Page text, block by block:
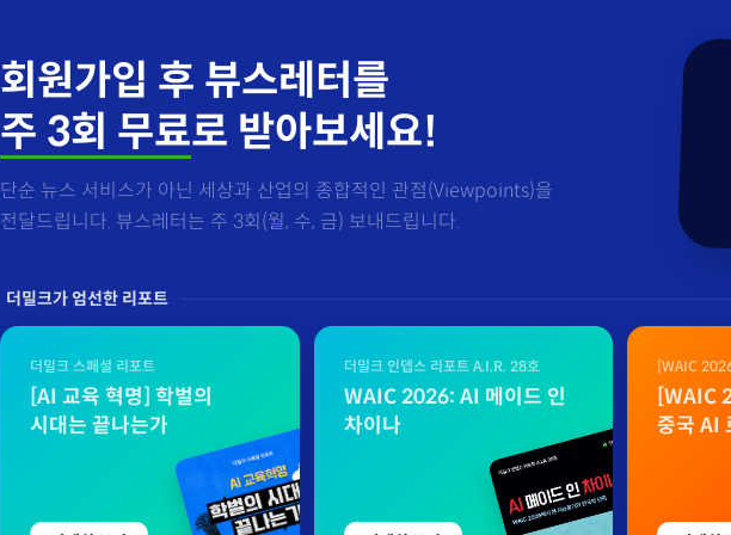
회원가입 후 뷰스레터를
주 3회 무료로 받아보세요!
단순 뉴스 서비스가 아닌 세상과 산업의 종합적인 관점(Viewpoints)을
전달드립니다. 뷰스레터는 주 3회(월, 수, 금) 보내드립니다.
더밀크가 엄선한 리포트
더밀크 스페셜 리포트
[AI 교육 혁명] 학벌의
시대는 끝나는가
더밀크 인뎁스 리포트 A.I.R. 28호
WAIC 2026: AI 메이드 인
차이나
[WAIC
자료
[WAIC
중국 AI